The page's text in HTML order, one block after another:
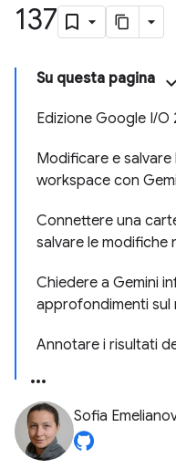
137
Su questa pagina
Edizione Google I/O
Modificare e salvare
workspace con
Connettere una
salvare le modifiche
Chiedere a Gemini
approfondimenti sul
Annotare i risultati
Sofia